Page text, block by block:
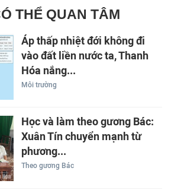
THỂ QUAN TÂM
Áp thấp nhiệt đới không đi
vào đất liền nước ta, Thanh
Hóa nắng...
Môi trường
Học và làm theo gương Bác:
Xuân Tín chuyển mạnh từ
phương...
Theo gương Bác